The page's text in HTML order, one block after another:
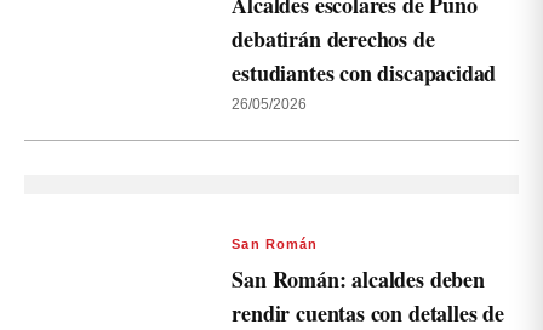
debatirán derechos de
estudiantes con discapacidad
26/05/2026
San Román
San Román: alcaldes deben
rendir cuentas con detalles de